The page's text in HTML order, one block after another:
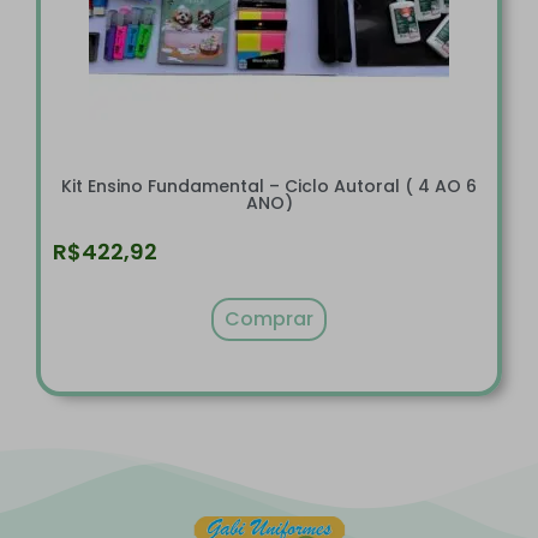
Kit Ensino Fundamental – Ciclo Autoral ( 4 AO 6
ANO)
R$422,92
Comprar